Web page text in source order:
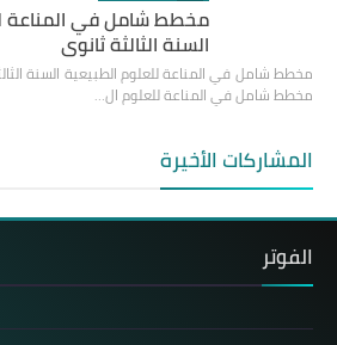
مخطط شامل في المناعة
السنة الثالثة ثانوي
مخطط شامل في المناعة للعلوم الطبيعية السنة
مخطط شامل في المناعة للعلوم ال…
المشاركات الأخيرة
الفوتر